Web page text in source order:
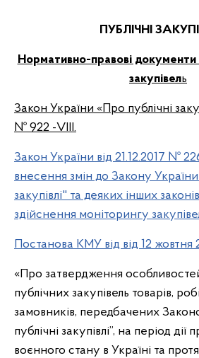
ПУБЛІЧНІ
Нормативно-правові документи
закупівель
Закон України «Про публічні
№ 922 -VIII.
Закон України від 21.12.2017 №
внесення змін до Закону
закупівлі" та деяких інших
здійснення моніторингу
Постанова КМУ від від 12 жовтня
«Про затвердження
публічних закупівель товарів,
замовників, передбачених
публічні закупівлі”, на період
воєнного стану в Україні та